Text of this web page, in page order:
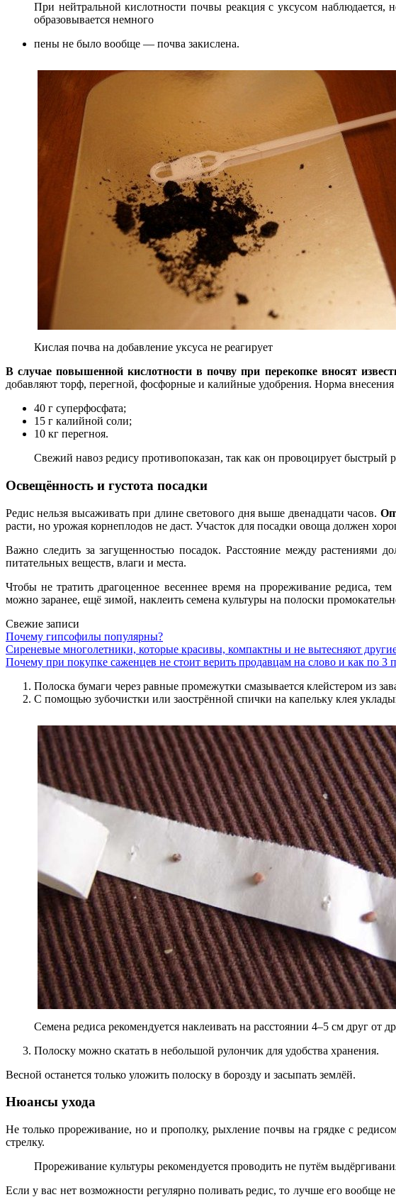
При нейтральной кислотности почвы реакция с уксусом наблюдается,
образовывается немного
пены не было вообще — почва закислена.
Кислая почва на добавление уксуса не реагирует
В случае повышенной кислотности в почву при перекопке вносят
добавляют торф, перегной, фосфорные и калийные удобрения. Норма
40 г суперфосфата;
15 г калийной соли;
10 кг перегноя.
Свежий навоз редису противопоказан, так как он провоцирует быстрый
Освещённость и густота посадки
Редис нельзя высаживать при длине светового дня выше двенадцати часов.
расти, но урожая корнеплодов не даст. Участок для посадки овоща должен
Важно следить за загущенностью посадок. Расстояние между растениями
питательных веществ, влаги и места.
Чтобы не тратить драгоценное весеннее время на прореживание редиса,
можно заранее, ещё зимой, наклеить семена культуры на полоски
Свежие записи
Почему гипсофилы популярны?
Сиреневые многолетники, которые красивы, компактны и не вытесняют
Почему при покупке саженцев не стоит верить продавцам на слово и как по 3
Полоска бумаги через равные промежутки смазывается клейстером из
С помощью зубочистки или заострённой спички на капельку клея
Семена редиса рекомендуется наклеивать на расстоянии 4–5 см друг от
Полоску можно скатать в небольшой рулончик для удобства хранения.
Весной останется только уложить полоску в борозду и засыпать землёй.
Нюансы ухода
Не только прореживание, но и прополку, рыхление почвы на грядке с
стрелку.
Прореживание культуры рекомендуется проводить не путём
Если у вас нет возможности регулярно поливать редис, то лучше его вообще не